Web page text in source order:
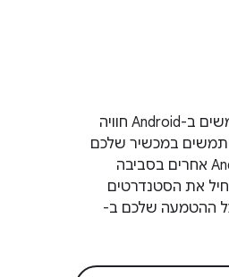
כדי לספק למשתמשים ב-Android חוויה
במכשיר שלכם
לצד מכשירי Android אחרים בסביבה
את הסטנדרטים
ההטמעה שלכם ב-